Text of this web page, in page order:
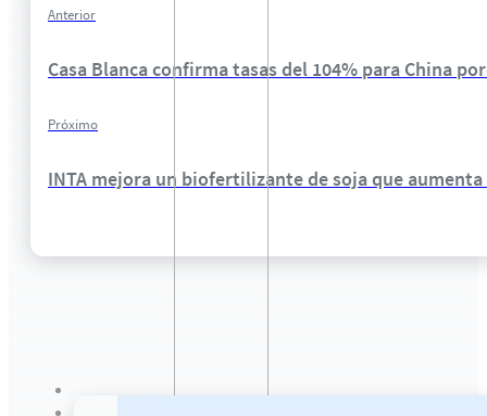
Anterior
Casa Blanca confirma tasas del 104% para China
Próximo
INTA mejora un biofertilizante de soja que